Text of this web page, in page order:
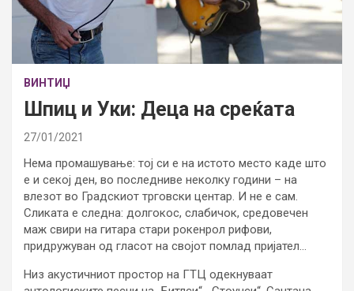
ВИНТИЏ
Шпиц и Уки: Деца на среќата
27/01/2021
Нема промашување: тој си е на истото место каде што
е и секој ден, во последниве неколку години – на
влезот во Градскиот трговски центар. И не е сам.
Сликата е следна: долгокос, слабичок, средовечен
маж свири на гитара стари рокенрол рифови,
придружуван од гласот на својот помлад пријател…
Низ акустичниот простор на ГТЦ одекнуваат